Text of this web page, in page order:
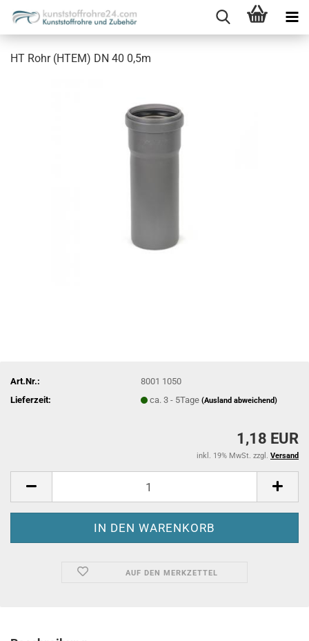
HT Rohr (HTEM) DN 40 0,5m
Art.Nr.:
8001 1050
Lieferzeit:
ca. 3 - 5Tage(Ausland abweichend)
1,18 EUR
inkl. 19% MwSt. zzgl. Versand
AUF DEN MERKZETTEL